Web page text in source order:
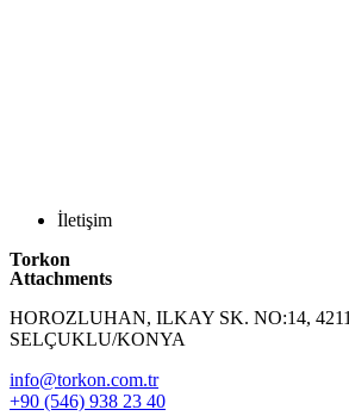
İletişim
Torkon
Attachments
HOROZLUHAN, ILKAY SK. NO:14,
SELÇUKLU/KONYA
info@torkon.com.tr
+90 (546) 938 23 40